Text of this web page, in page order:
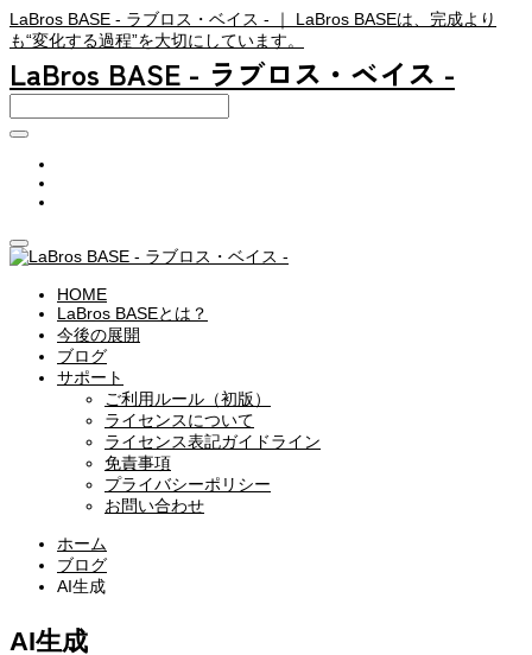
LaBros BASE - ラブロス・ベイス - ｜ LaBros BASEは、完成より
も“変化する過程”を大切にしています。
LaBros BASE - ラブロス・ベイス -
HOME
LaBros BASEとは？
今後の展開
ブログ
サポート
ご利用ルール（初版）
ライセンスについて
ライセンス表記ガイドライン
免責事項
プライバシーポリシー
お問い合わせ
ホーム
ブログ
AI生成
AI生成